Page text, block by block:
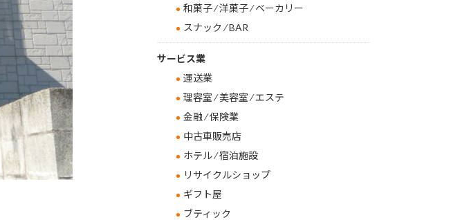
和菓子 ⁄ 洋菓子 ⁄ ベーカリー
スナック ⁄ BAR
サービス業
運送業
理容室 ⁄ 美容室 ⁄ エステ
金融 ⁄ 保険業
中古車販売店
ホテル ⁄ 宿泊施設
リサイクルショップ
ギフト屋
ブティック